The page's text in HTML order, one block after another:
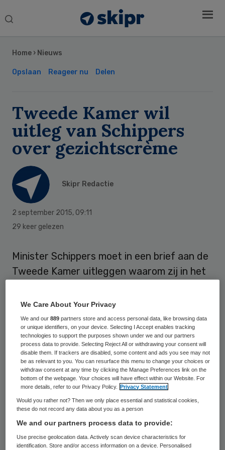
Search
Home › Nieuws
Opslaan Reageer nu Delen
Tweede Kamer wil
uitleg van Schippers
over gezichtscrème
Skipr Redactie
2 september 2015, 09:11
29 keer gelezen
Minister Schippers moet in een brief aan de
Tweede Kamer uitleggen waarom zij in het
gezichtscrème heeft aanbevolen. Het ging
om een crème van een kliniek die volgens
SP-Kamerlid Renske Leijten “direct gelieerd
is aan een commerciële ziekenhuis-
zorgaanbieder”.
Dit meldt deNOS.
Leijten vindt dat de geloofwaardigheid van
de minister van Volksgezondheid op het spel
staat. Zij wijst erop dat dezelfde minister
Sidebar
We Care About Your Privacy
We and our889 partners store and access personal data, like browsing data
or unique identifiers, on your device. Selecting I Accept enables tracking
technologies to support the purposes shown under we and our partners
process data to provide. Selecting Reject All or withdrawing your consent will
disable them. If trackers are disabled, some content and ads you see may not
be as relevant to you. You can resurface this menu to change your choices or
withdraw consent at any time by clicking the Manage Preferences link on the
bottom of the webpage. Your choices will have effect within our Website. For
more details, refer to our Privacy Policy.
Privacy Statement
Would you rather not? Then we only place essential and statistical cookies,
these do not record any data about you as a person
We and our partners process data to provide:
Use precise geolocation data. Actively scan device characteristics for
identification. Store and/or access information on a device. Personalised